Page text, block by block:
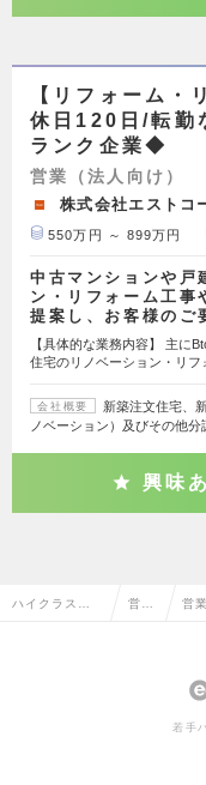
【リフォーム・
休日120日/転勤
ランク企業◆
営業（法人向け）
株式会社エストコ
550万円 ～ 899万円
中古マンションや戸
ン・リフォーム工事
提案し、お客様のご
【具体的な業務内容】 主に
住宅のリノベーション・リフ
会社概要
新築注文住宅、
ノベーション）及びその他
興味
ハイクラス求 営業 営
若手